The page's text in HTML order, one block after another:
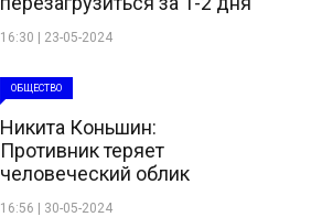
16:30 | 23-05-2024
ОБЩЕСТВО
Никита Коньшин:
Противник теряет
человеческий облик
16:56 | 30-05-2024